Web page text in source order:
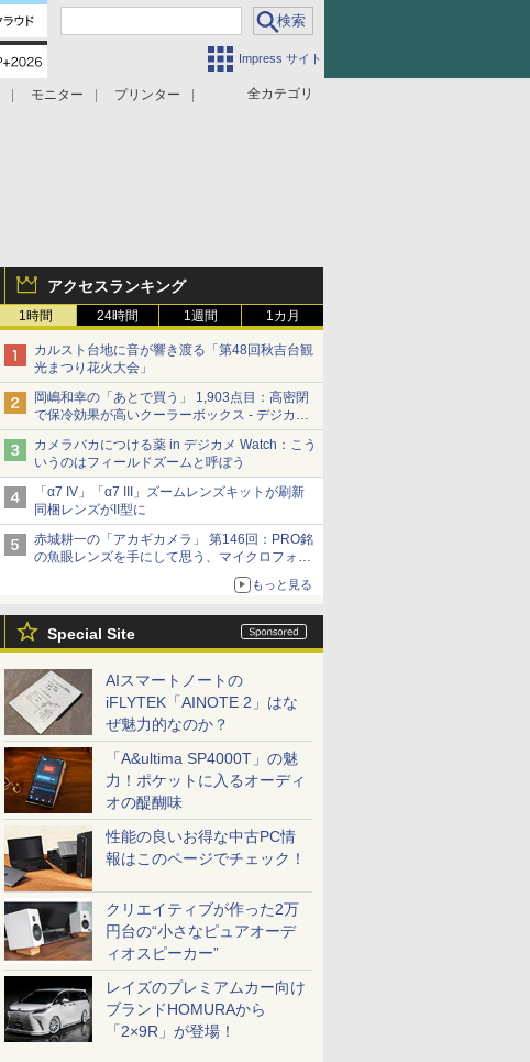
Impress サイト
全カテゴリ
モニター
プリンター
アクセスランキング
1時間 24時間 1週間 1カ月
カルスト台地に音が響き渡る「第48回秋吉台観
光まつり花火大会」
岡嶋和幸の「あとで買う」 1,903点目：高密閉
で保冷効果が高いクーラーボックス - デジカメ
Watch
カメラバカにつける薬 in デジカメ Watch：こう
いうのはフィールドズームと呼ぼう
「α7 IV」「α7 III」ズームレンズキットが刷新
同梱レンズがII型に
赤城耕一の「アカギカメラ」 第146回：PRO銘
の魚眼レンズを手にして思う、マイクロフォー
もっと見る
Special Site
AIスマートノートの
iFLYTEK「AINOTE 2」はな
ぜ魅力的なのか？
「A&ultima SP4000T」の魅
力！ポケットに入るオーディ
オの醍醐味
性能の良いお得な中古PC情
報はこのページでチェック！
クリエイティブが作った2万
円台の“小さなピュアオーデ
ィオスピーカー”
レイズのプレミアムカー向け
ブランドHOMURAから
「2×9R」が登場！